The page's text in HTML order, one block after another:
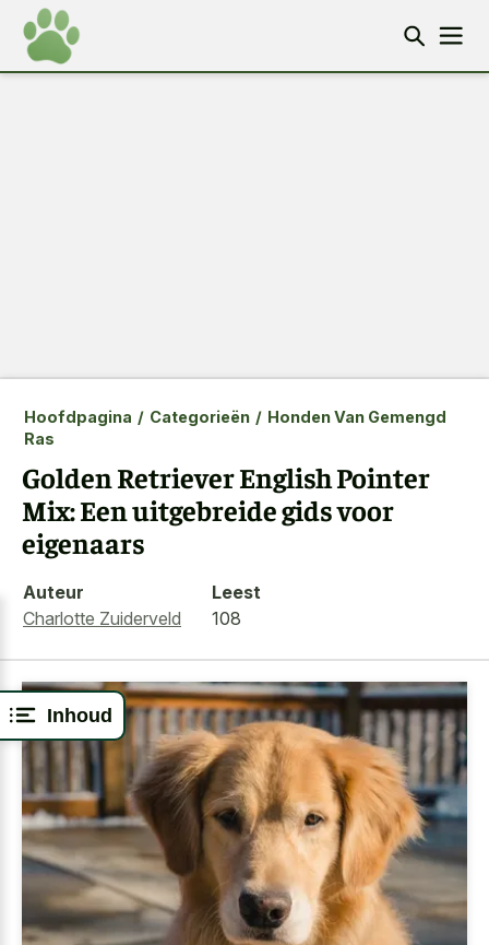
Inhoud
Hoofdpagina / Categorieën / Honden Van Gemengd
Ras
Golden Retriever English Pointer
Mix: Een uitgebreide gids voor
eigenaars
Auteur
Charlotte Zuiderveld
Leest
108